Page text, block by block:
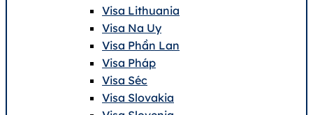
Visa Lithuania
Visa Na Uy
Visa Phần Lan
Visa Pháp
Visa Séc
Visa Slovakia